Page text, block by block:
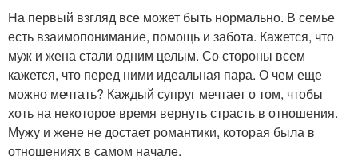
На первый взгляд все может быть нормально. В семье
есть взаимопонимание, помощь и забота. Кажется, что
муж и жена стали одним целым. Со стороны всем
кажется, что перед ними идеальная пара. О чем еще
можно мечтать? Каждый супруг мечтает о том, чтобы
хоть на некоторое время вернуть страсть в отношения.
Мужу и жене не достает романтики, которая была в
отношениях в самом начале.